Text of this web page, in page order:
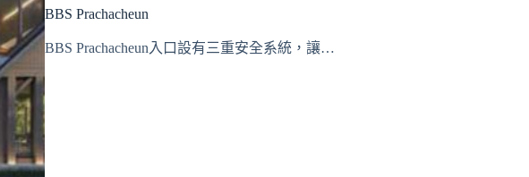
BBS Prachacheun
BBS Prachacheun入口設有三重安全系統，讓…